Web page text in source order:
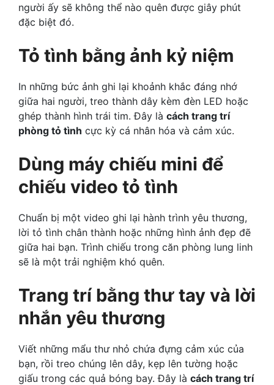
người ấy sẽ không thể nào quên được giây phút
đặc biệt đó.
Tỏ tình bằng ảnh kỷ niệm
In những bức ảnh ghi lại khoảnh khắc đáng nhớ
giữa hai người, treo thành dây kèm đèn LED hoặc
ghép thành hình trái tim. Đây là cách trang trí
phòng tỏ tình cực kỳ cá nhân hóa và cảm xúc.
Dùng máy chiếu mini để
chiếu video tỏ tình
Chuẩn bị một video ghi lại hành trình yêu thương,
lời tỏ tình chân thành hoặc những hình ảnh đẹp đẽ
giữa hai bạn. Trình chiếu trong căn phòng lung linh
sẽ là một trải nghiệm khó quên.
Trang trí bằng thư tay và lời
nhắn yêu thương
Viết những mẩu thư nhỏ chứa đựng cảm xúc của
bạn, rồi treo chúng lên dây, kẹp lên tường hoặc
giấu trong các quả bóng bay. Đây là cách trang trí